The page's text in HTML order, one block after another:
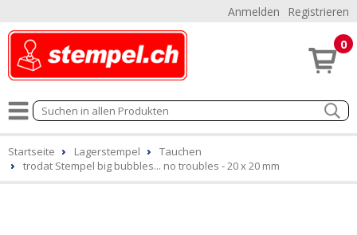
Anmelden Registrieren
0
Startseite Lagerstempel
Tauchen
trodat Stempel big bubbles... no troubles - 20 x 20 mm